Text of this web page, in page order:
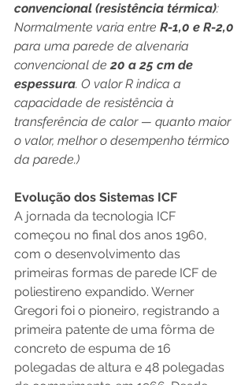
convencional (resistência térmica):
Normalmente varia entre R-1,0 e R-2,0
para uma parede de alvenaria
convencional de 20 a 25 cm de
espessura. O valor R indica a
capacidade de resistência à
transferência de calor — quanto maior
o valor, melhor o desempenho térmico
da parede.)
Evolução dos Sistemas ICF
A jornada da tecnologia ICF
começou no final dos anos 1960,
com o desenvolvimento das
primeiras formas de parede ICF de
poliestireno expandido. Werner
Gregori foi o pioneiro, registrando a
primeira patente de uma fôrma de
concreto de espuma de 16
polegadas de altura e 48 polegadas